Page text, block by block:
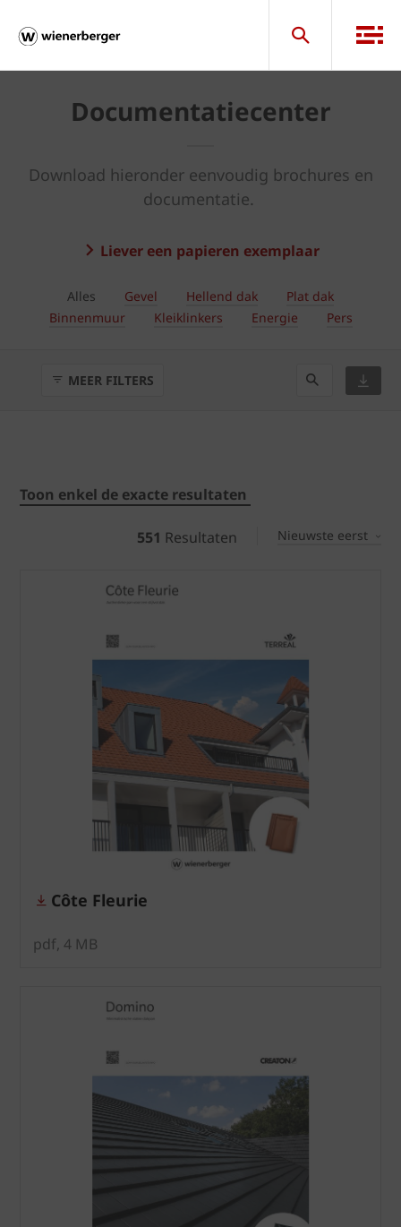
Documentatiecenter
Download hieronder eenvoudig brochures en
documentatie.
Liever een papieren exemplaar
Alles Gevel Hellend dak
Plat dak
Binnenmuur
Kleiklinkers Energie Pers
MEER FILTERS
Toon enkel de exacte resultaten
551 Resultaten Nieuwste eerst
Côte Fleurie
pdf, 4 MB